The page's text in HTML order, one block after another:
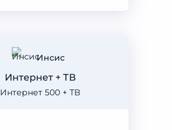
Инсис
Интернет 500 + ТВ
Интернет + ТВ